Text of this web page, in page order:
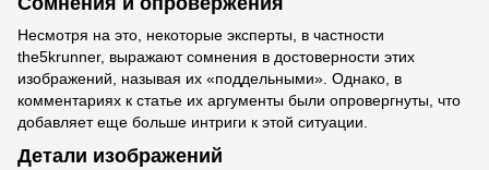
Несмотря на это, некоторые эксперты, в частности
the5krunner, выражают сомнения в достоверности этих
изображений, называя их «поддельными». Однако, в
комментариях к статье их аргументы были опровергнуты, что
добавляет еще больше интриги к этой ситуации.
Детали изображений